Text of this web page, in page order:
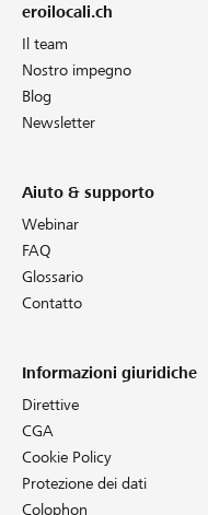
eroilocali.ch
Il team
Nostro impegno
Blog
Newsletter
Aiuto & supporto
Webinar
FAQ
Glossario
Contatto
Informazioni giuridiche
Direttive
CGA
Cookie Policy
Protezione dei dati
Colophon